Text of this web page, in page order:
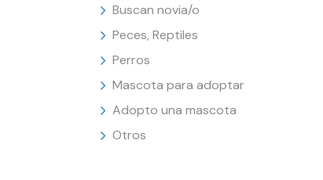
Buscan novia/o
Peces, Reptiles
Perros
Mascota para adoptar
Adopto una mascota
Otros